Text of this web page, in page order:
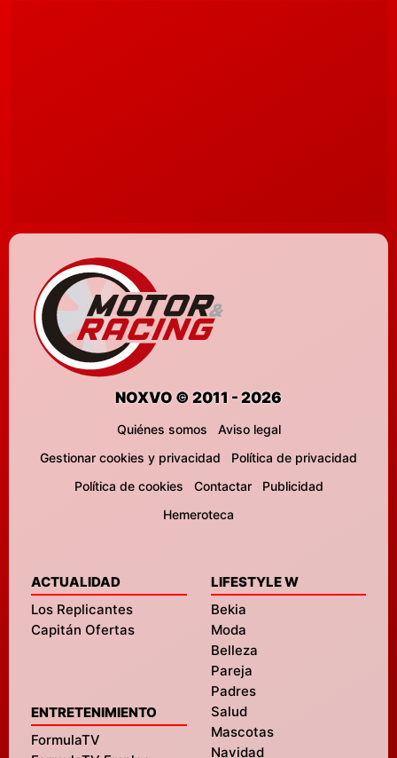
NOXVO © 2011 - 2026
Quiénes somos
Aviso legal
Gestionar cookies y privacidad
Política de privacidad
Política de cookies
Contactar
Publicidad
Hemeroteca
ACTUALIDAD
Los Replicantes
Capitán Ofertas
ENTRETENIMIENTO
FormulaTV
LIFESTYLE W
Bekia
Moda
Belleza
Pareja
Padres
Salud
Mascotas
Navidad